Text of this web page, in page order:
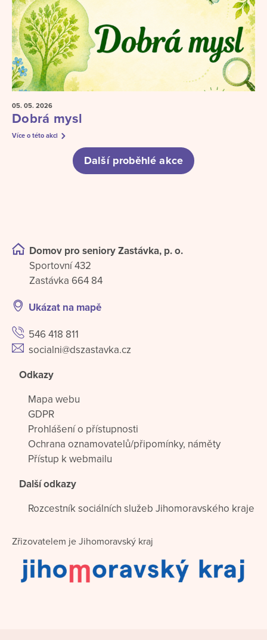
05. 05. 2026
Dobrá mysl
Více o této akci
Další proběhlé akce
Domov pro seniory Zastávka, p. o.
Sportovní 432
Zastávka 664 84
Ukázat na mapě
546 418 811
socialni@dszastavka.cz
Odkazy
Mapa webu
GDPR
Prohlášení o přístupnosti
Ochrana oznamovatelů/připomínky, náměty
Přístup k webmailu
Další odkazy
Rozcestník sociálních služeb Jihomoravského kraje
Zřizovatelem je Jihomoravský kraj